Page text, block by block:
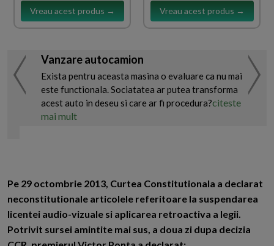
Vreau acest produs → Vreau acest produs →
Vanzare autocamion
Exista pentru aceasta masina o evaluare ca nu mai
este functionala. Sociatatea ar putea transforma
acest auto in deseu si care ar fi procedura?citeste
mai mult
Pe 29 octombrie 2013, Curtea Constitutionala a declarat
neconstitutionale articolele referitoare la suspendarea
licentei audio-vizuale si aplicarea retroactiva a legii.
Potrivit sursei amintite mai sus, a doua zi dupa decizia